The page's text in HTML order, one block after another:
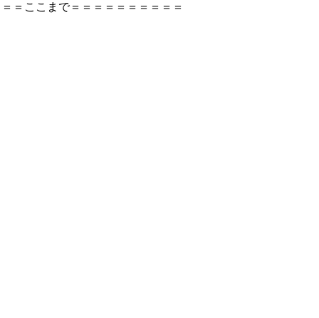
＝＝ここまで＝＝＝＝＝＝＝＝＝＝